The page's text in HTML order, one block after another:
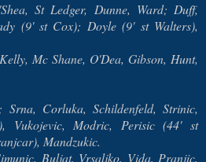
St Ledger, Dunne, Ward; Duff,
(9' st Cox); Doyle (9' st Walters),
Mc Shane, O'Dea, Gibson, Hunt,
Srna, Corluka, Schildenfeld, Strinic,
Vukojevic, Modric, Perisic (44' st
Mandzukic.
Buljat, Vrsaljko, Vida, Pranjic,